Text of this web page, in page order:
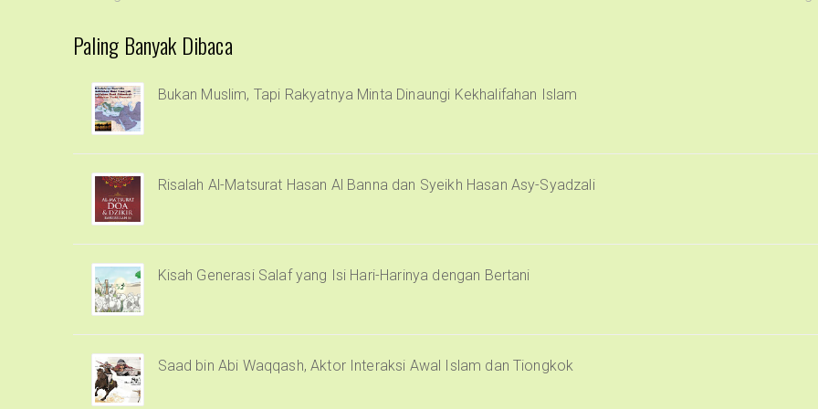
Paling Banyak Dibaca
Bukan Muslim, Tapi Rakyatnya Minta Dinaungi Kekhalifahan Islam
Risalah Al-Matsurat Hasan Al Banna dan Syeikh Hasan Asy-Syadzali
Kisah Generasi Salaf yang Isi Hari-Harinya dengan Bertani
Saad bin Abi Waqqash, Aktor Interaksi Awal Islam dan Tiongkok